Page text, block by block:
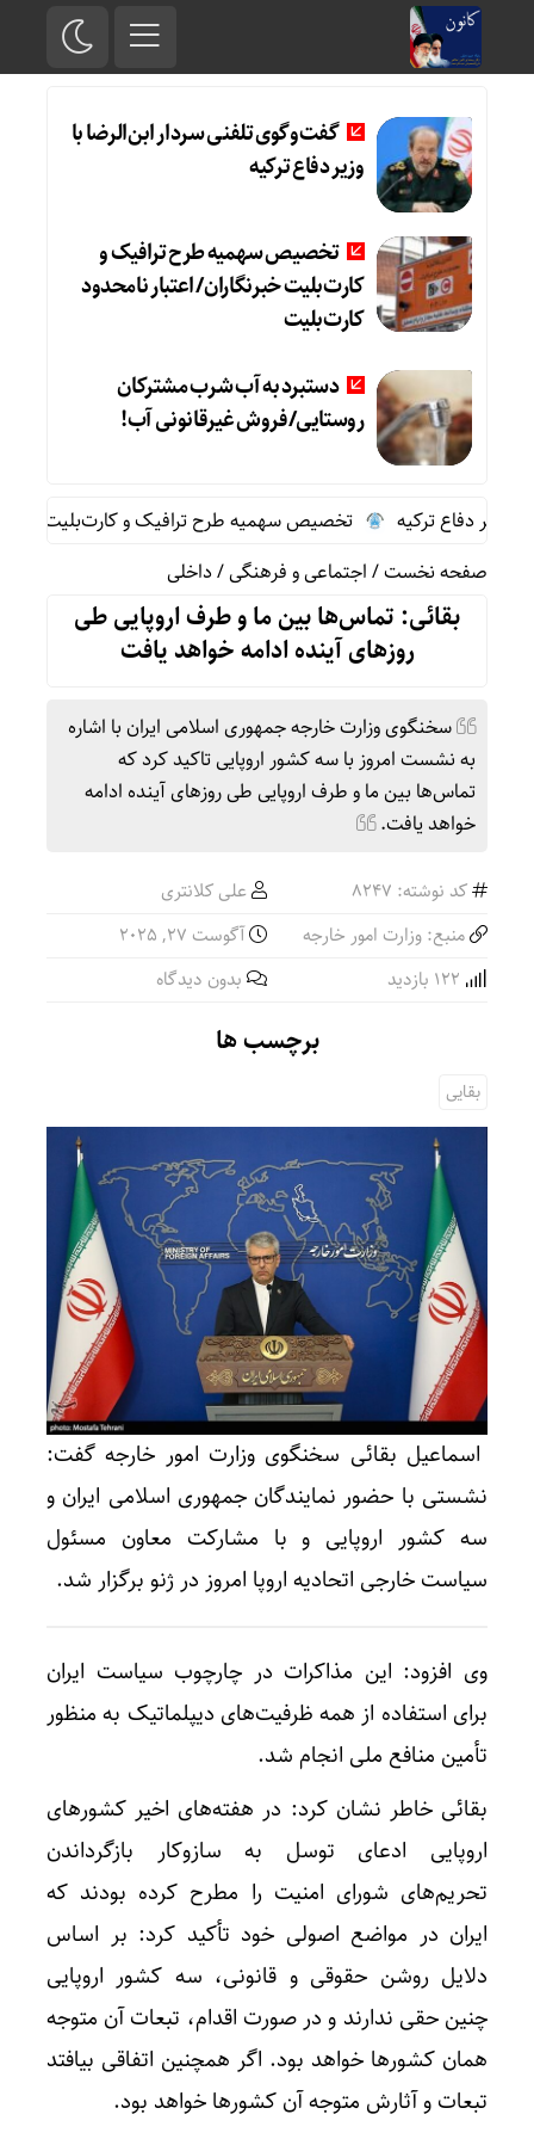
گفت‌وگوی تلفنی سردار ابن‌الرضا با
وزیر دفاع ترکیه
تخصیص سهمیه طرح ترافیک و
کارت‌بلیت خبرنگاران/ اعتبار نامحدود
کارت‌بلیت
دستبرد به آب شرب مشترکان
روستایی/فروش غیرقانونی آب!
دفاع ترکیه
تخصیص سهمیه طرح ترافیک و کارت‌بلیت
صفحه نخست/اجتماعی و فرهنگی/داخلی
بقائی: تماس‌ها بین ما و طرف اروپایی طی
روزهای آینده ادامه خواهد یافت
سخنگوی وزارت خارجه جمهوری اسلامی ایران با اشاره
به نشست امروز با سه کشور اروپایی تاکید کرد که
تماس‌ها بین ما و طرف اروپایی طی روزهای آینده ادامه
خواهد یافت.
کد نوشته: 8247
علی کلانتری
منبع: وزارت امور خارجه
آگوست 27, 2025
بدون دیدگاه
برچسب ها
بقایی
اسماعیل بقائی سخنگوی وزارت امور خارجه گفت:
نشستی با حضور نمایندگان جمهوری اسلامی ایران و
سه کشور اروپایی و با مشارکت معاون مسئول
سیاست خارجی اتحادیه اروپا امروز در ژنو برگزار شد.
وی افزود: این مذاکرات در چارچوب سیاست ایران
برای استفاده از همه ظرفیت‌های دیپلماتیک به منظور
تأمین منافع ملی انجام شد.
بقائی خاطر نشان کرد: در هفته‌های اخیر کشورهای
اروپایی ادعای توسل به سازوکار بازگرداندن
تحریم‌های شورای امنیت را مطرح کرده بودند که
ایران در مواضع اصولی خود تأکید کرد: بر اساس
دلایل روشن حقوقی و قانونی، سه کشور اروپایی
چنین حقی ندارند و در صورت اقدام، تبعات آن متوجه
همان کشورها خواهد بود. اگر همچنین اتفاقی بیافتد
تبعات و آثارش متوجه آن کشورها خواهد بود.